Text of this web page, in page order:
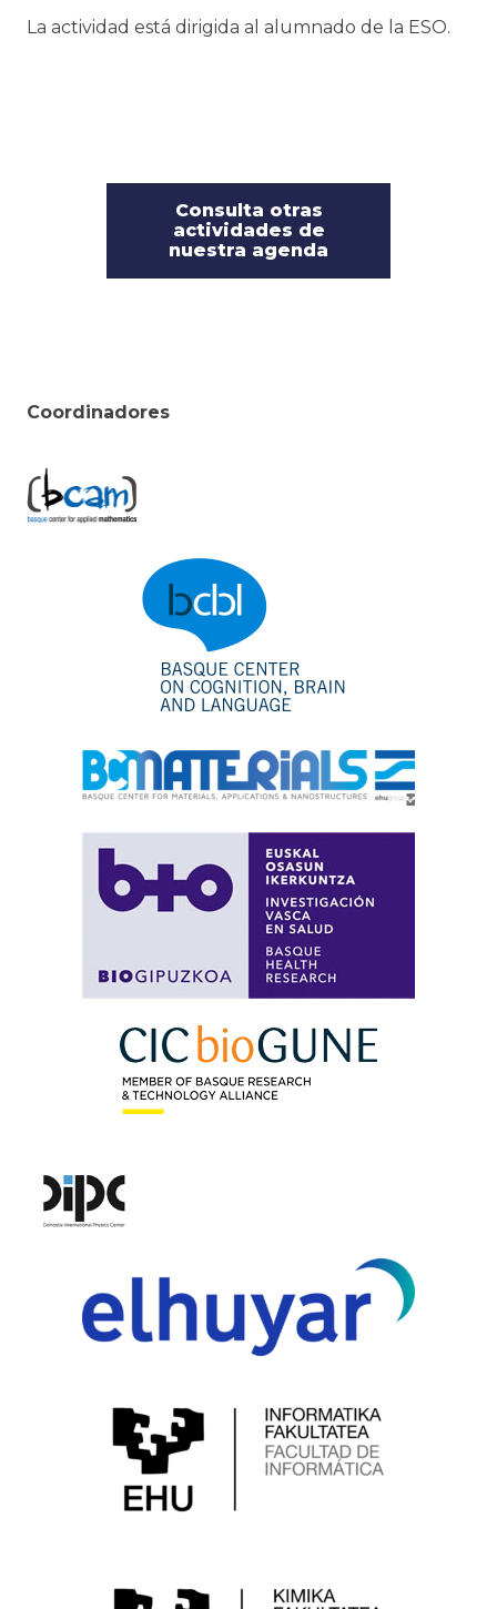
La actividad está dirigida al alumnado de la ESO.
Consulta otras
actividades de
nuestra agenda
Coordinadores